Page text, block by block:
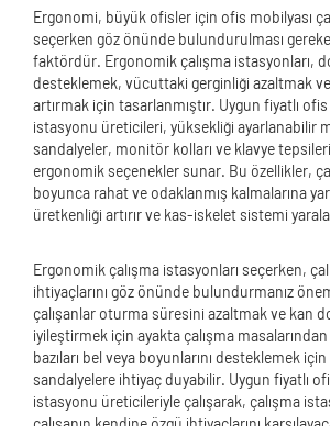
Ergonomi, büyük ofisler için ofis mobilyası
seçerken göz önünde bulundurulması
faktördür. Ergonomik çalışma istasyonları,
desteklemek, vücuttaki gerginliği azaltmak
artırmak için tasarlanmıştır. Uygun fiyatlı
istasyonu üreticileri, yüksekliği ayarlanabilir
sandalyeler, monitör kolları ve klavye
ergonomik seçenekler sunar. Bu özellikler,
boyunca rahat ve odaklanmış kalmalarına
üretkenliği artırır ve kas-iskelet sistemi
Ergonomik çalışma istasyonları seçerken,
ihtiyaçlarını göz önünde bulundurmanız
çalışanlar oturma süresini azaltmak ve kan
iyileştirmek için ayakta çalışma
bazıları bel veya boyunlarını desteklemek
sandalyelere ihtiyaç duyabilir. Uygun fiyatlı
istasyonu üreticileriyle çalışarak, çalışma